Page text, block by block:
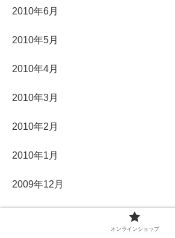
2010年6月
2010年5月
2010年4月
2010年3月
2010年2月
2010年1月
2009年12月
オンラインショップ